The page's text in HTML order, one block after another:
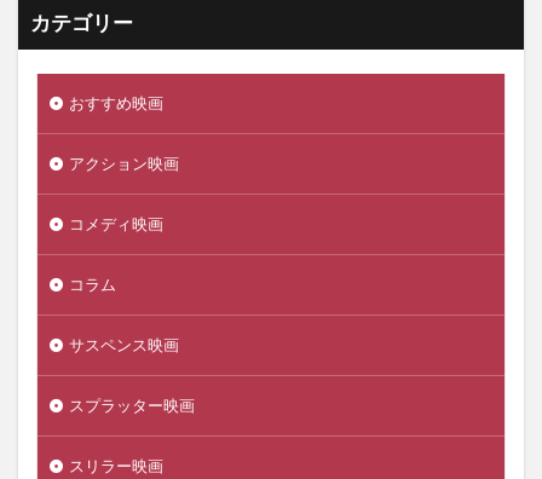
カテゴリー
おすすめ映画
アクション映画
コメディ映画
コラム
サスペンス映画
スプラッター映画
スリラー映画